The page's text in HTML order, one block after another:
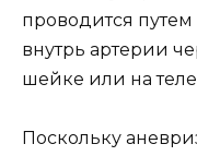
проводится
внутрь артерии
шейке или на
Поскольку